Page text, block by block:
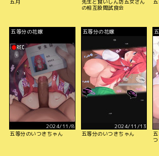
五月
先生と食いしん坊五女さん
の相互股間試食会
五等分の花嫁
2024/11/8
五等分のいつきちゃん
五等分の花嫁
2024/11/13
五等分のいつきちゃん